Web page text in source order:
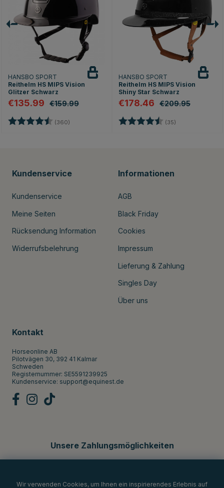
HANSBO SPORT
Reithelm HS MIPS Vision
Glitzer Schwarz
€135.99 €159.99
Bewertung: (360) 4.7 von 5 Sternen
HANSBO SPORT
Reithelm HS MIPS Vision
Shiny Star Schwarz
€178.46 €209.95
Bewertung: (35)
Kundenservice
Kundenservice
Meine Seiten
Rücksendung Information
Widerrufsbelehrung
Informationen
AGB
Black Friday
Cookies
Impressum
Lieferung & Zahlung
Singles Day
Über uns
Kontakt
Horseonline AB
Pilotvägen 30, 392 41 Kalmar
Schweden
Registernummer: SE5591239925
Kundenservice: support@equinest.de
Unsere Zahlungsmöglichkeiten
Wir verwenden Cookies, um Ihnen ein inspirierendes Erlebnis auf